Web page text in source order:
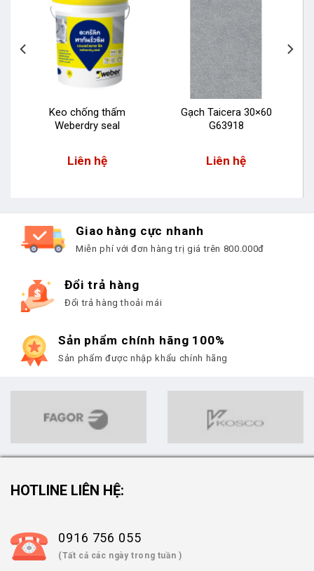
Keo chống thấm
Weberdry seal
Liên hệ
Gạch Taicera 30×60
G63918
Liên hệ
Giao hàng cực nhanh
Miễn phí với đơn hàng trị giá trên 800.000đ
Đổi trả hàng
Đổi trả hàng thoải mái
Sản phẩm chính hãng 100%
Sản phẩm được nhập khẩu chính hãng
HOTLINE LIÊN HỆ:
0916 756 055
(Tất cả các ngày trong tuần )